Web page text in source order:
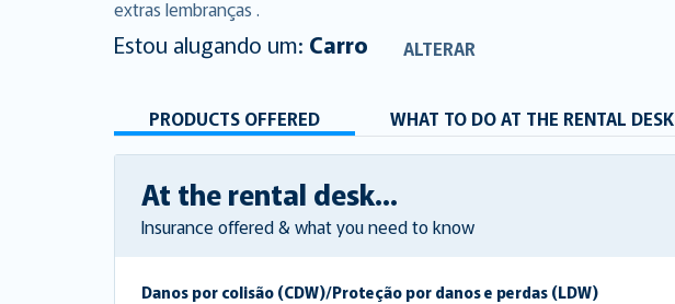
extras lembranças .
Estou alugando um: Carro ALTERAR
PRODUCTS OFFERED WHAT TO DO AT THE RENTAL DESK
At the rental desk...
Insurance offered & what you need to know
Danos por colisão (CDW)/Proteção por danos e perdas (LDW)